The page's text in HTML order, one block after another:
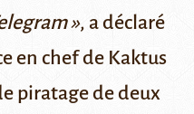
», a déclaré
en chef de Kaktus
piratage de deux